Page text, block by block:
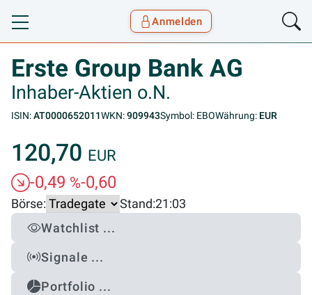
Toggle navigation
Anmelden
Erste Group Bank AG
Inhaber-Aktien o.N.
ISIN:AT0000652011WKN:909943Symbol: EBOWährung: EUR
120,70 EUR
-0,49 %-0,60
Börse: Stand:21:03
Watchlist ...
Signale ...
Portfolio ...